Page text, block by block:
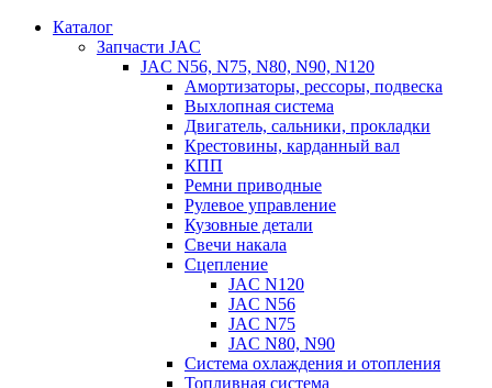
Каталог
Запчасти JAC
JAC N56, N75, N80, N90, N120
Амортизаторы, рессоры, подвеска
Выхлопная система
Двигатель, сальники, прокладки
Крестовины, карданный вал
КПП
Ремни приводные
Рулевое управление
Кузовные детали
Свечи накала
Сцепление
JAC N120
JAC N56
JAC N75
JAC N80, N90
Система охлаждения и отопления
Топливная система